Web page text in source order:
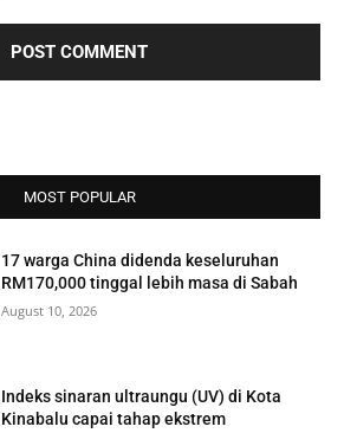
MOST POPULAR
17 warga China didenda keseluruhan
RM170,000 tinggal lebih masa di Sabah
August 10, 2026
Indeks sinaran ultraungu (UV) di Kota
Kinabalu capai tahap ekstrem